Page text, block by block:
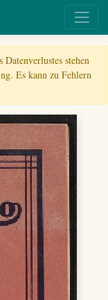
stehen
Es kann zu Fehlern